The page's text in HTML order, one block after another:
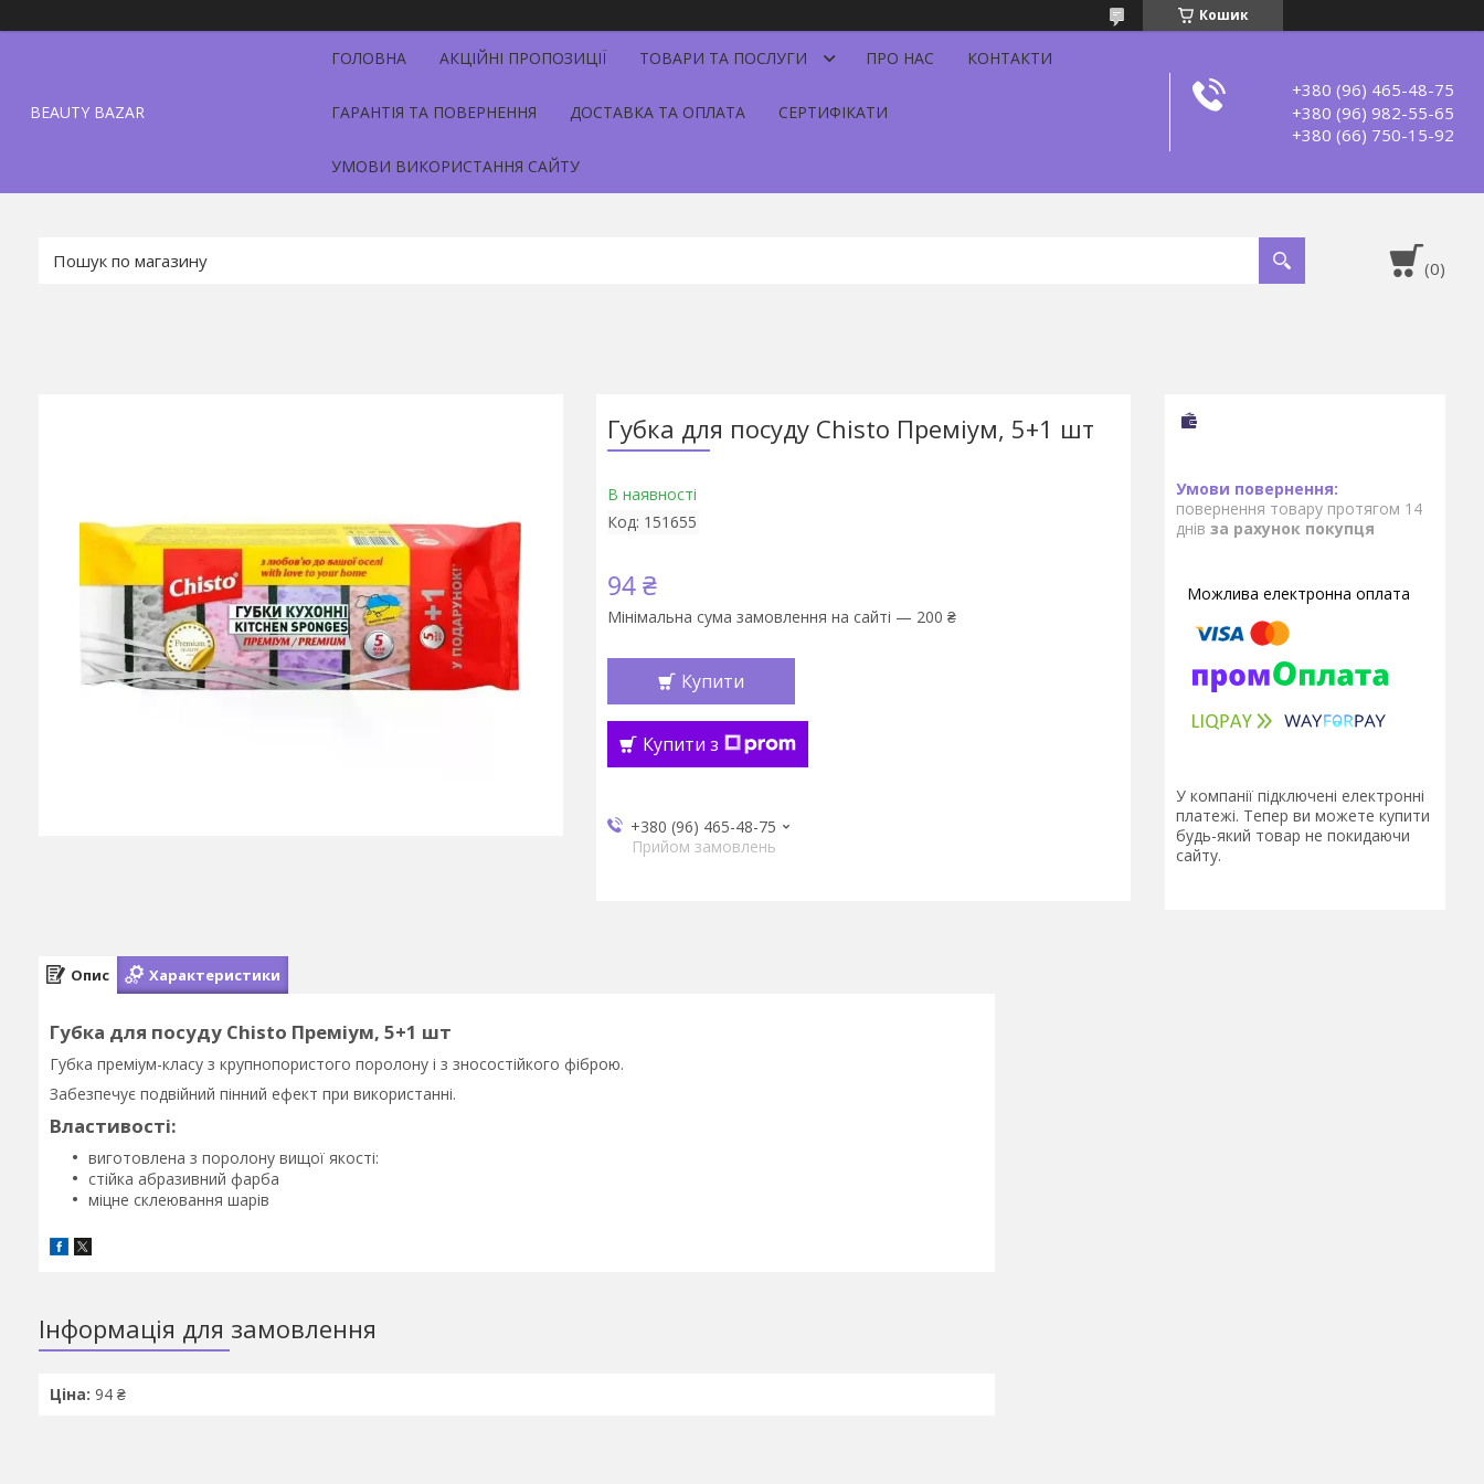
Кошик
BEAUTY BAZAR
ГОЛОВНА АКЦІЙНІ ПРОПОЗИЦІЇ ТОВАРИ ТА ПОСЛУГИ ПРО НАС КОНТАКТИ
ГАРАНТІЯ ТА ПОВЕРНЕННЯ ДОСТАВКА ТА ОПЛАТА СЕРТИФІКАТИ
УМОВИ ВИКОРИСТАННЯ САЙТУ
+380 (96) 465-48-75
+380 (96) 982-55-65
+380 (66) 750-15-92
Губка для посуду Chisto Преміум, 5+1 шт
В наявності
Код: 151655
94 ₴
Мінімальна сума замовлення на сайті — 200 ₴
Купити
Купити з
+380 (96) 465-48-75
Прийом замовлень
повернення товару протягом 14
днів за рахунок покупця
У компанії підключені електронні
платежі. Тепер ви можете купити
будь-який товар не покидаючи
сайту.
Опис Характеристики
Губка для посуду Chisto Преміум, 5+1 шт
Губка преміум-класу з крупнопористого поролону і з зносостійкого фіброю.
Забезпечує подвійний пінний ефект при використанні.
Властивості:
виготовлена з поролону вищої якості:
стійка абразивний фарба
міцне склеювання шарів
Інформація для замовлення
Ціна: 94 ₴